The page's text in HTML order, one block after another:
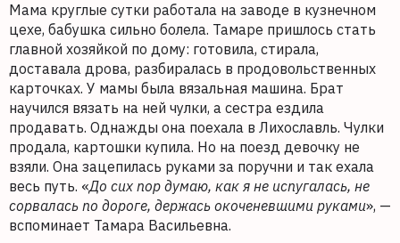
Мама круглые сутки работала на заводе в кузнечном
цехе, бабушка сильно болела. Тамаре пришлось стать
главной хозяйкой по дому: готовила, стирала,
доставала дрова, разбиралась в продовольственных
карточках. У мамы была вязальная машина. Брат
научился вязать на ней чулки, а сестра ездила
продавать. Однажды она поехала в Лихославль. Чулки
продала, картошки купила. Но на поезд девочку не
взяли. Она зацепилась руками за поручни и так ехала
весь путь. «До сих пор думаю, как я не испугалась, не
сорвалась по дороге, держась окоченевшими руками», —
вспоминает Тамара Васильевна.